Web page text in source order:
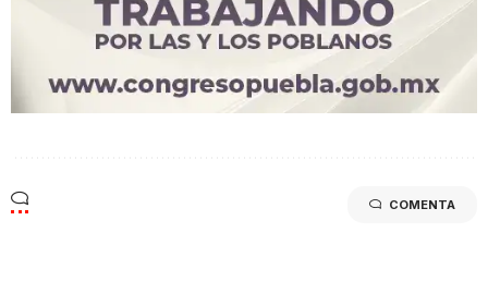
COMENTA